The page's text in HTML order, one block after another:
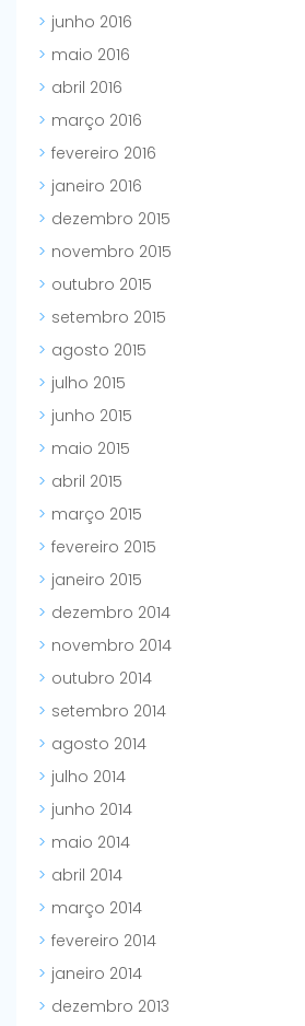
junho 2016
maio 2016
abril 2016
março 2016
fevereiro 2016
janeiro 2016
dezembro 2015
novembro 2015
outubro 2015
setembro 2015
agosto 2015
julho 2015
junho 2015
maio 2015
abril 2015
março 2015
fevereiro 2015
janeiro 2015
dezembro 2014
novembro 2014
outubro 2014
setembro 2014
agosto 2014
julho 2014
junho 2014
maio 2014
abril 2014
março 2014
fevereiro 2014
janeiro 2014
dezembro 2013